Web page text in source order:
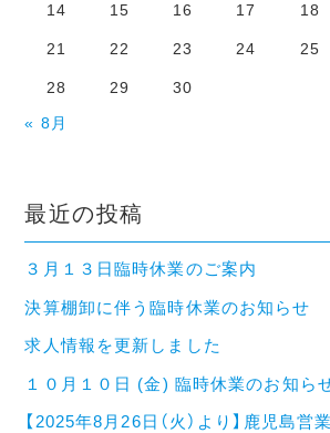
14 15 16 17 18
21 22 23 24 25
28 29
30
« 8月
最近の投稿
３月１３日臨時休業のご案内
決算棚卸に伴う臨時休業のお知らせ
求人情報を更新しました
１０月１０日 (金) 臨時休業のお知ら
【2025年8月26日（火）より】鹿児島